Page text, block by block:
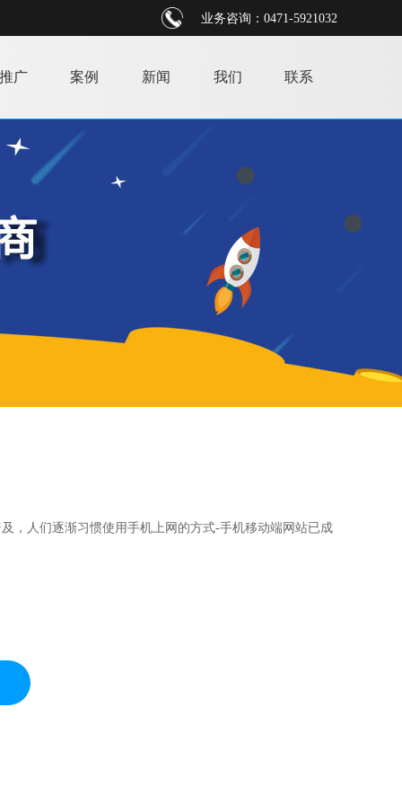
广 案例 新闻 我们 联系
业务咨询：0471-5921032
，人们逐渐习惯使用手机上网的方式-手机移动端网站已成